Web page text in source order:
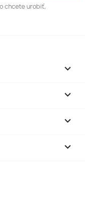
chcete urobiť,



keyboard_arrow_down